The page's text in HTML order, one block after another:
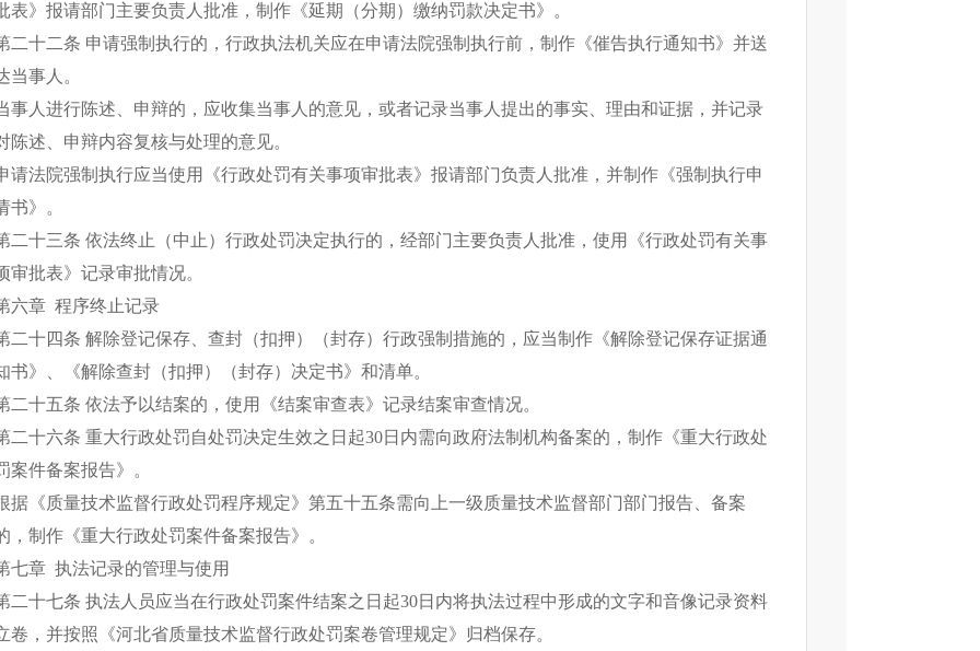
表》报请部门主要负责人批准，制作《延期（分期）缴纳罚款决定书》。
二十二条 申请强制执行的，行政执法机关应在申请法院强制执行前，制作《催告执行通知书》并送
当事人。
事人进行陈述、申辩的，应收集当事人的意见，或者记录当事人提出的事实、理由和证据，并记录
陈述、申辩内容复核与处理的意见。
请法院强制执行应当使用《行政处罚有关事项审批表》报请部门负责人批准，并制作《强制执行申
书》。
二十三条 依法终止（中止）行政处罚决定执行的，经部门主要负责人批准，使用《行政处罚有关事
审批表》记录审批情况。
六章 程序终止记录
二十四条 解除登记保存、查封（扣押）（封存）行政强制措施的，应当制作《解除登记保存证据通
书》、《解除查封（扣押）（封存）决定书》和清单。
二十五条 依法予以结案的，使用《结案审查表》记录结案审查情况。
二十六条 重大行政处罚自处罚决定生效之日起30日内需向政府法制机构备案的，制作《重大行政处
案件备案报告》。
据《质量技术监督行政处罚程序规定》第五十五条需向上一级质量技术监督部门部门报告、备案
，制作《重大行政处罚案件备案报告》。
七章 执法记录的管理与使用
二十七条 执法人员应当在行政处罚案件结案之日起30日内将执法过程中形成的文字和音像记录资料
卷，并按照《河北省质量技术监督行政处罚案卷管理规定》归档保存。